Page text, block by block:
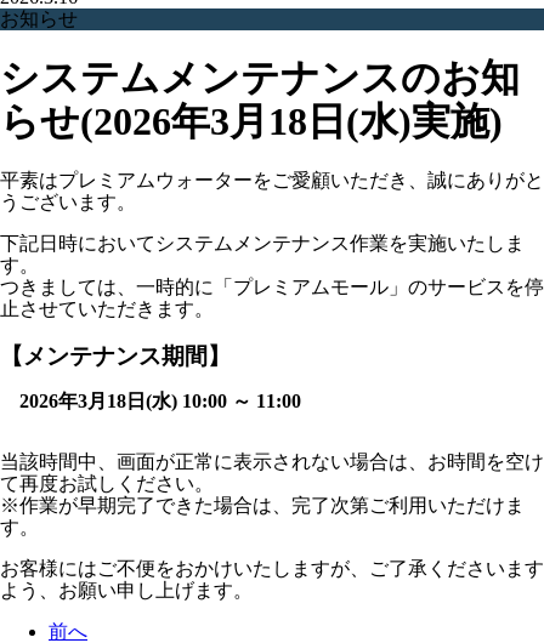
お知らせ
システムメンテナンスのお知
らせ(2026年3月18日(水)実施)
平素はプレミアムウォーターをご愛顧いただき、誠にありがと
うございます。
下記日時においてシステムメンテナンス作業を実施いたしま
す。
つきましては、一時的に「プレミアムモール」のサービスを停
止させていただきます。
【メンテナンス期間】
2026年3月18日(水) 10:00 ～ 11:00
当該時間中、画面が正常に表示されない場合は、お時間を空け
て再度お試しください。
※作業が早期完了できた場合は、完了次第ご利用いただけま
す。
お客様にはご不便をおかけいたしますが、ご了承くださいます
よう、お願い申し上げます。
前へ